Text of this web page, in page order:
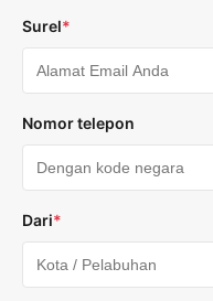
Surel*
Nomor telepon
Dari*